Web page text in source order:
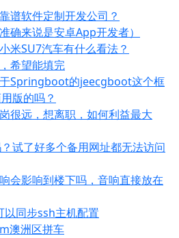
谱软件定制开发公司？
确来说是安卓App开发者）
米SU7汽车有什么看法？
希望能填完
Springboot的jeecgboot这个框
版的吗？
很远，想离职，如何利益最大
试了好多个备用网址都无法访问
会影响到楼下吗，音响直接放在
同步ssh主机配置
澳洲区拼车